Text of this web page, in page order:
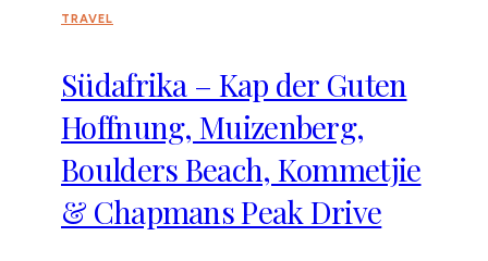
TRAVEL
Südafrika – Kap der Guten
Hoffnung, Muizenberg,
Boulders Beach, Kommetjie
& Chapmans Peak Drive